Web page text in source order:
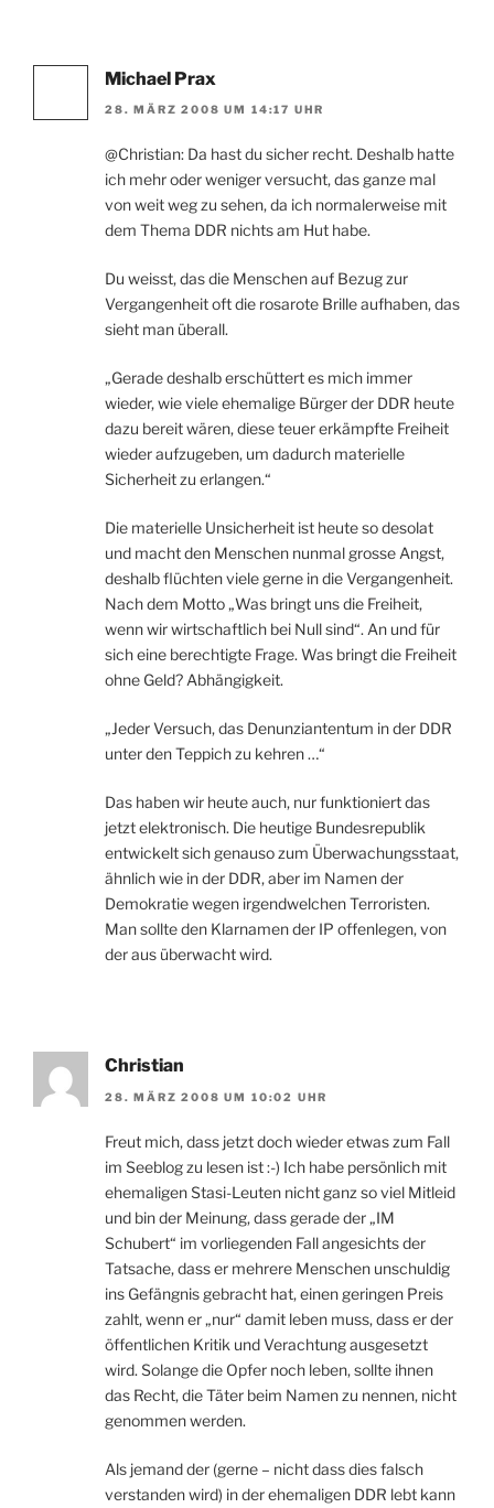
Michael Prax
28. MÄRZ 2008 UM 14:17 UHR
@Christian: Da hast du sicher recht. Deshalb hatte
ich mehr oder weniger versucht, das ganze mal
von weit weg zu sehen, da ich normalerweise mit
dem Thema DDR nichts am Hut habe.
Du weisst, das die Menschen auf Bezug zur
Vergangenheit oft die rosarote Brille aufhaben, das
sieht man überall.
„Gerade deshalb erschüttert es mich immer
wieder, wie viele ehemalige Bürger der DDR heute
dazu bereit wären, diese teuer erkämpfte Freiheit
wieder aufzugeben, um dadurch materielle
Sicherheit zu erlangen.“
Die materielle Unsicherheit ist heute so desolat
und macht den Menschen nunmal grosse Angst,
deshalb flüchten viele gerne in die Vergangenheit.
Nach dem Motto „Was bringt uns die Freiheit,
wenn wir wirtschaftlich bei Null sind“. An und für
sich eine berechtigte Frage. Was bringt die Freiheit
ohne Geld? Abhängigkeit.
„Jeder Versuch, das Denunziantentum in der DDR
unter den Teppich zu kehren …“
Das haben wir heute auch, nur funktioniert das
jetzt elektronisch. Die heutige Bundesrepublik
entwickelt sich genauso zum Überwachungsstaat,
ähnlich wie in der DDR, aber im Namen der
Demokratie wegen irgendwelchen Terroristen.
Man sollte den Klarnamen der IP offenlegen, von
der aus überwacht wird.
Christian
28. MÄRZ 2008 UM 10:02 UHR
Freut mich, dass jetzt doch wieder etwas zum Fall
im Seeblog zu lesen ist :-) Ich habe persönlich mit
ehemaligen Stasi-Leuten nicht ganz so viel Mitleid
und bin der Meinung, dass gerade der „IM
Schubert“ im vorliegenden Fall angesichts der
Tatsache, dass er mehrere Menschen unschuldig
ins Gefängnis gebracht hat, einen geringen Preis
zahlt, wenn er „nur“ damit leben muss, dass er der
öffentlichen Kritik und Verachtung ausgesetzt
wird. Solange die Opfer noch leben, sollte ihnen
das Recht, die Täter beim Namen zu nennen, nicht
genommen werden.
Als jemand der (gerne – nicht dass dies falsch
verstanden wird) in der ehemaligen DDR lebt kann